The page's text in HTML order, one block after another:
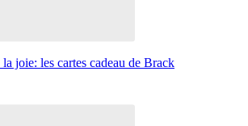
joie: les cartes cadeau de Brack